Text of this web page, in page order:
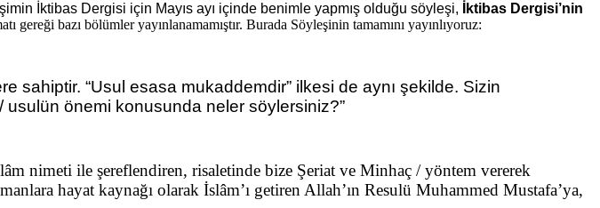
İktibas Dergisi için Mayıs ayı içinde benimle yapmış olduğu söyleşi,
İktibas Dergisi’nin
gereği bazı bölümler yayınlanamamıştır. Burada Söyleşinin tamamını yayınlıyoruz:
sahiptir. “Usul esasa mukaddemdir” ilkesi de aynı şekilde. Sizin
/ usulün önemi konusunda neler söylersiniz?”
nimeti ile şereflendiren, risaletinde bize Şeriat ve Minhaç / yöntem vererek
hayat kaynağı olarak İslâm’ı getiren Allah’ın Resulü Muhammed Mustafa’ya,